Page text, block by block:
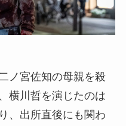
ノ宮佐知の母親を殺
横川哲を演じたのは
、出所直後にも関わ